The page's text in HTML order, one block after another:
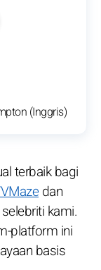
(Inggris)
terbaik bagi
dan
kami.
platform ini
basis